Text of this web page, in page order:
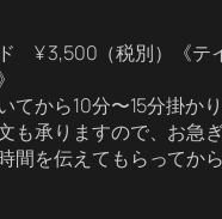
¥ 3,500（税別）《テ
てから10分〜15分掛か
も承りますので、お急
間を伝えてもらってか